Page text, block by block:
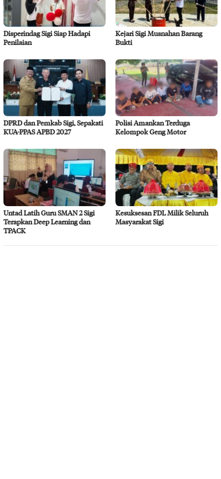
Disperindag Sigi Siap Hadapi
Penilaian
Kejari Sigi Musnahan Barang
Bukti
DPRD dan Pemkab Sigi, Sepakati
KUA-PPAS APBD 2027
Polisi Amankan Terduga
Kelompok Geng Motor
Untad Latih Guru SMAN 2 Sigi
Terapkan Deep Learning dan
TPACK
Kesuksesan FDL Milik Seluruh
Masyarakat Sigi